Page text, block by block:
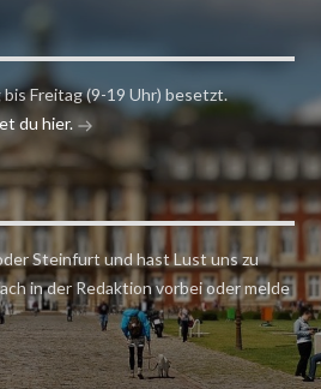
Freitag (9-19 Uhr) besetzt.
du hier.
Steinfurt und hast Lust uns zu
in der Redaktion vorbei oder melde